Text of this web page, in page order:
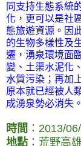
同支持生態系統
化，更可以是社
態旅遊資源。因
的生物多樣性及
遷，湧泉環境面
變、土渠水泥化
水質污染；再加
原本就已經被人
成湧泉勢必消失。
時間 ：2013/
地點 ：荒野高